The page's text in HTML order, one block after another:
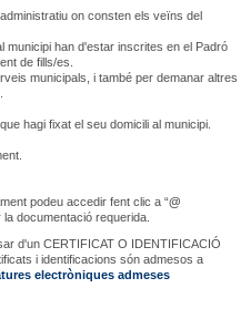
on consten els veïns del
municipi han d'estar inscrites en el Padró
de fills/es.
municipals, i també per demanar altres
hagi fixat el seu domicili al municipi.
podeu accedir fent clic a “@
documentació requerida.
d'un CERTIFICAT O IDENTIFICACIÓ
i identificacions són admesos a
electròniques admeses